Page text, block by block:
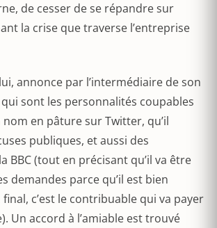
de cesser de se répandre sur
la crise que traverse l’entreprise
annonce par l’intermédiaire de son
qui sont les personnalités coupables
nom en pâture sur Twitter, qu’il
publiques, et aussi des
BBC (tout en précisant qu’il va être
demandes parce qu’il est bien
final, c’est le contribuable qui va payer
Un accord à l’amiable est trouvé